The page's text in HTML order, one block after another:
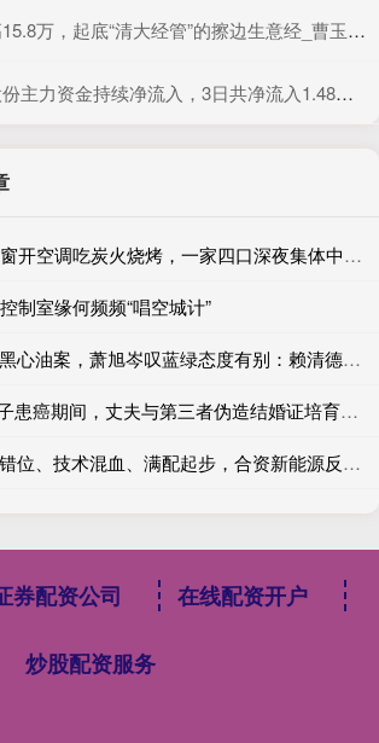
起底“清大经管”的擦边生意经_曹玉磊_清华科技园_公众
主力资金持续净流入，3日共净流入1.48亿元
星火牛配资 关门窗开空调吃炭火烧烤，一家四口深夜集体中毒！
制室缘何频频“唱空城计”
星合证券 忆当年黑心油案，萧旭岑叹蓝绿态度有别：赖清德是“门神”吗？
信投配资 上海女子患癌期间，丈夫与第三者伪造结婚证培育冷冻胚胎；原配要求医院销毁“婚外胚胎”遭拒：不能让科技钻了背叛的空子
信阳光配资 价格错位、技术混血、满配起步，合资新能源反攻策略能否奏效
券配资公司 在线配资开户
炒股配资服务